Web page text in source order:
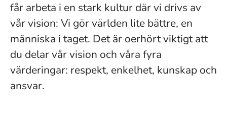
får arbeta i en stark kultur där vi drivs av
vår vision: Vi gör världen lite bättre, en
människa i taget. Det är oerhört viktigt att
du delar vår vision och våra fyra
värderingar: respekt, enkelhet, kunskap och
ansvar.